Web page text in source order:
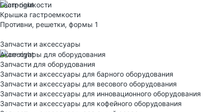
Гастроемкости
Крышка гастроемкости
Противни, решетки, формы 1
Запчасти и аксессуары
Аксессуары для оборудования
Запчасти для оборудования
Запчасти и аксессуары для барного оборудования
Запчасти и аксессуары для весового оборудования
Запчасти и аксессуары для инновационного оборудования
Запчасти и аксессуары для кофейного оборудования